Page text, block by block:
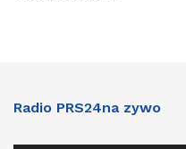
Radio PRS24na zywo